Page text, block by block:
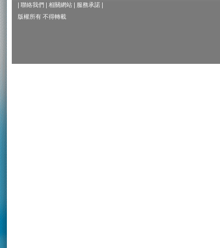
聯絡我們 相關網站 服務承諾
版權所有 不得轉載